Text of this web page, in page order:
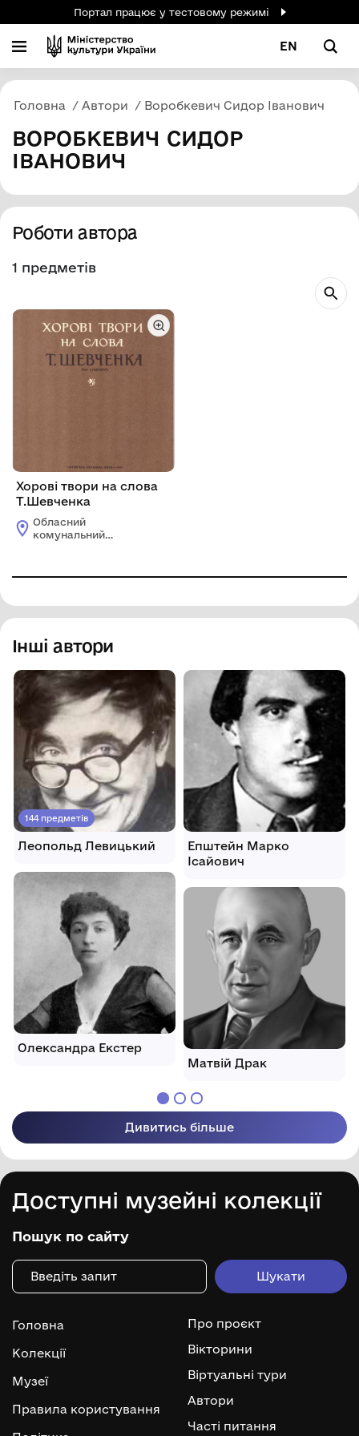
Портал працює у тестовому режимі
EN
Головна Автори Воробкевич Сидор Іванович
ВОРОБКЕВИЧ СИДОР
ІВАНОВИЧ
Роботи автора
1 предметів
Хорові твори на слова
Т.Шевченка
Обласний
комунальний
Інші автори
144 предметів
Леопольд Левицький
Олександра Екстер
Епштейн Марко
Ісайович
Матвій Драк
Дивитись більше
Доступні музейні колекції
Пошук по сайту
Головна
Колекції
Музеї
Правила користування
Про проєкт
Вікторини
Віртуальні тури
Автори
Часті питання